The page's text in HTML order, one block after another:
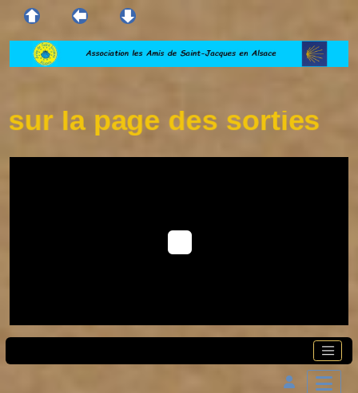
la page des sorties